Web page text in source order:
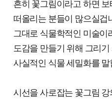
흔히 꽃그림이라고 하면 보
떠올리는 분들이 많으실겁
그대로 식물학적인 미술이
도감을 만들기 위해 그리
사실적인 식물 세밀
시선을 사로잡는 꽃그림